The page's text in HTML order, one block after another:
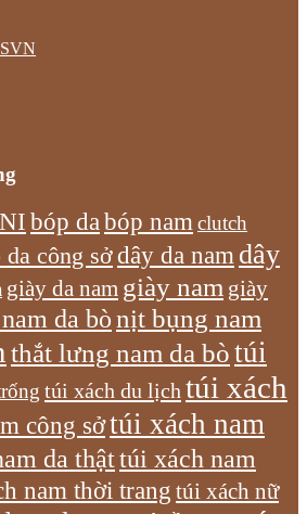
bóp dabóp nam clutch
da công sởdây da nam dây
giày da nam giày nam giày
da bònịt bụng nam
thắt lưng nam da bòtúi
túi xách du lịch túi xách
công sởtúi xách nam
da thậttúi xách nam
nam thời trang túi xách nữ